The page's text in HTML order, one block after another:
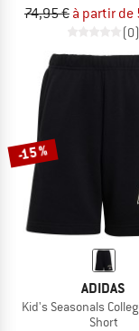
74,95 € à partir de
(0)
-15 %
ADIDAS
Kid's Seasonals
Short